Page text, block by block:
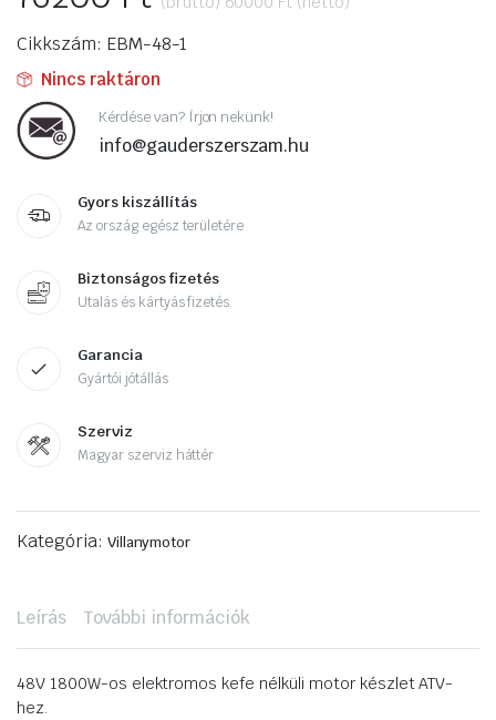
Cikkszám: EBM-48-1
Nincs raktáron
Kérdése van? Írjon nekünk!
info@gauderszerszam.hu
Gyors kiszállítás
Az ország egész területére
Biztonságos fizetés
Utalás és kártyás fizetés.
Garancia
Gyártói jótállás
Szerviz
Magyar szerviz háttér
Kategória: Villanymotor
Leírás További információk
48V 1800W-os elektromos kefe nélküli motor készlet ATV-
hez.